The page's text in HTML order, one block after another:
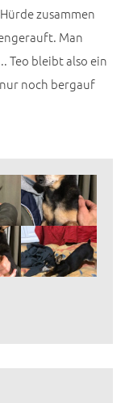
zusammen
Man
Teo bleibt also ein
noch bergauf